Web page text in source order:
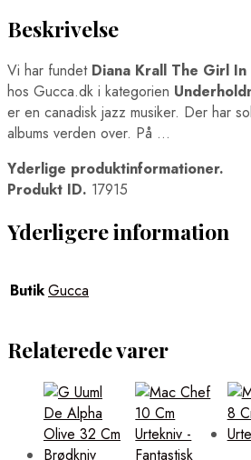
Beskrivelse
Vi har fundet Diana Krall The Girl
hos Gucca.dk i kategorien
er en canadisk jazz musiker. Der har
albums verden over. På …
Yderlige produktinformationer.
Produkt ID. 17915
Yderligere information
ButikGucca
Relaterede varer